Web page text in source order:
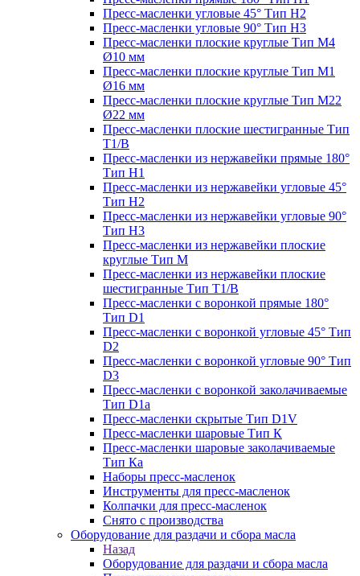
Пресс-масленки угловые 45° Тип H2
Пресс-масленки угловые 90° Тип H3
Пресс-масленки плоские круглые Тип M4
Ø10 мм
Пресс-масленки плоские круглые Тип M1
Ø16 мм
Пресс-масленки плоские круглые Тип M22
Ø22 мм
Пресс-масленки плоские шестигранные Тип
T1/B
Пресс-масленки из нержавейки прямые 180°
Тип H1
Пресс-масленки из нержавейки угловые 45°
Тип H2
Пресс-масленки из нержавейки угловые 90°
Тип H3
Пресс-масленки из нержавейки плоские
круглые Тип M
Пресс-масленки из нержавейки плоские
шестигранные Тип T1/B
Пресс-масленки с воронкой прямые 180°
Тип D1
Пресс-масленки с воронкой угловые 45° Тип
D2
Пресс-масленки с воронкой угловые 90° Тип
D3
Пресс-масленки с воронкой заколачиваемые
Тип D1a
Пресс-масленки скрытые Тип D1V
Пресс-масленки шаровые Тип К
Пресс-масленки шаровые заколачиваемые
Тип Кa
Наборы пресс-масленок
Инструменты для пресс-масленок
Колпачки для пресс-масленок
Снято с производства
Оборудование для раздачи и сбора масла
Назад
Оборудование для раздачи и сбора масла